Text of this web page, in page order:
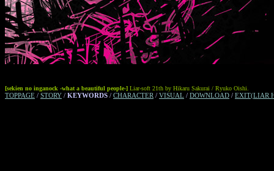
[sekien no inganock -what a beautiful people-] Liar-soft 21th by Hikaru Sakurai / Ryuko Oishi.
TOPPAGE / STORY / KEYWORDS / CHARACTER / VISUAL / DOWNLOAD / EXIT(LIAR